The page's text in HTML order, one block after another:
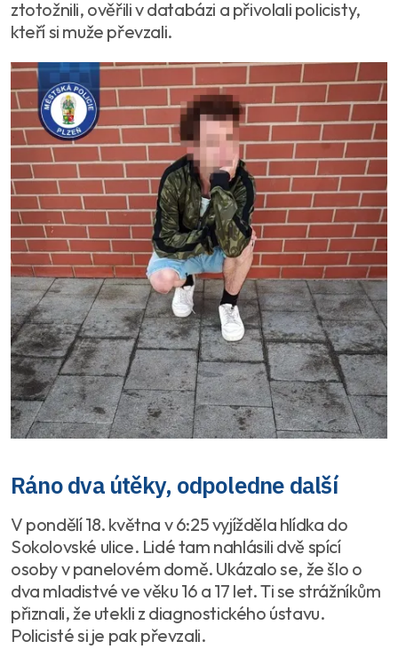
ztotožnili, ověřili v databázi a přivolali policisty,
kteří si muže převzali.
Ráno dva útěky, odpoledne další
V pondělí 18. května v 6:25 vyjížděla hlídka do
Sokolovské ulice. Lidé tam nahlásili dvě spící
osoby v panelovém domě. Ukázalo se, že šlo o
dva mladistvé ve věku 16 a 17 let. Ti se strážníkům
přiznali, že utekli z diagnostického ústavu.
Policisté si je pak převzali.